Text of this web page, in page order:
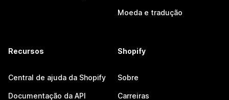
Moeda e tradução
Recursos
Central de ajuda da Shopify
Documentação da API
Shopify
Sobre
Carreiras